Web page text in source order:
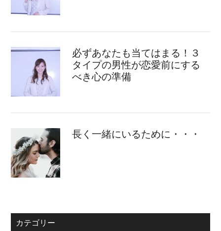
必ずあなたも当てはまる！３
タイプの男性が恋愛前にする
べき心の準備
長く一緒にいるために・・・
カテゴリー